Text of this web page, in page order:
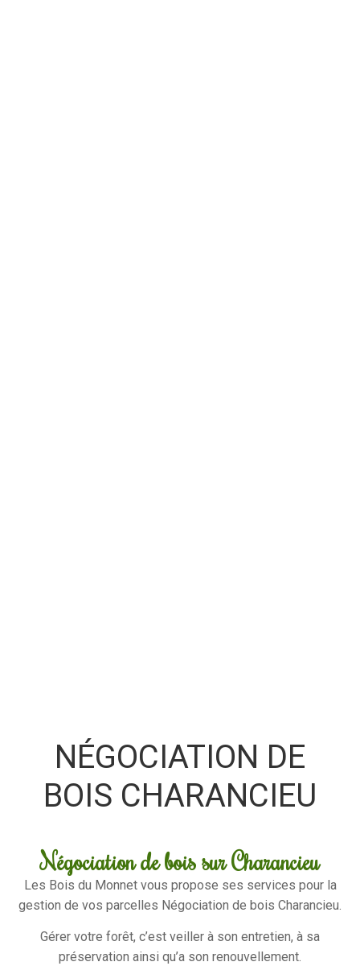
NÉGOCIATION DE
BOIS CHARANCIEU
Négociation de bois sur Charancieu
Les Bois du Monnet vous propose ses services pour la
gestion de vos parcelles Négociation de bois Charancieu.
Gérer votre forêt, c’est veiller à son entretien, à sa
préservation ainsi qu’a son renouvellement.